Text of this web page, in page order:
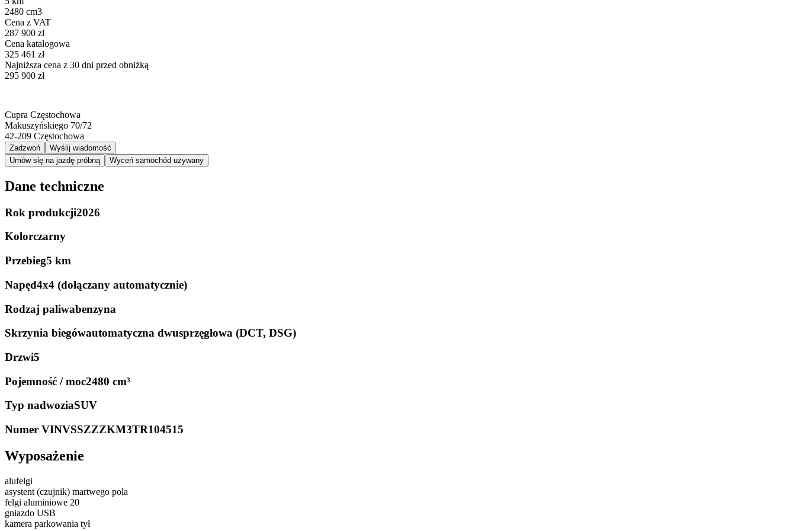
2480 cm3
Cena z VAT
287 900 zł
Cena katalogowa
325 461 zł
Najniższa cena z 30 dni przed obniżką
295 900 zł
Cupra Częstochowa
Makuszyńskiego 70/72
42-209 Częstochowa
Zadzwoń
Wyślij wiadomość
Umów się na jazdę próbną
Wyceń samochód używany
Dane techniczne
Rok produkcji2026
Kolorczarny
Przebieg5 km
Napęd4x4 (dołączany automatycznie)
Rodzaj paliwabenzyna
Skrzynia biegówautomatyczna dwusprzęgłowa (DCT, DSG)
Drzwi5
Pojemność / moc2480 cm³
Typ nadwoziaSUV
Numer VINVSSZZZKM3TR104515
Wyposażenie
alufelgi
asystent (czujnik) martwego pola
felgi aluminiowe 20
gniazdo USB
kamera parkowania tył